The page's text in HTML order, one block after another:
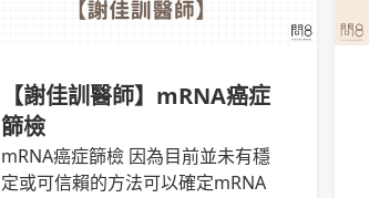
【謝佳訓醫師】mRNA癌症
篩檢
mRNA癌症篩檢 因為目前並未有穩
定或可信賴的方法可以確定mRNA